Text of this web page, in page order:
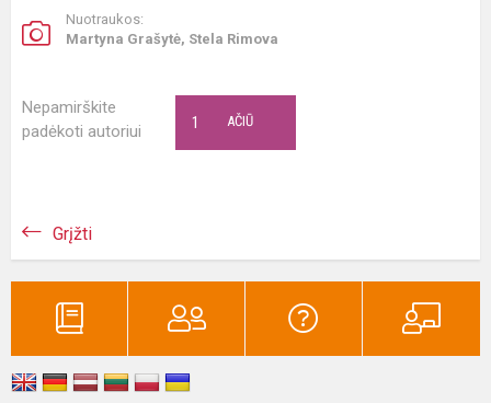
Nuotraukos:
Martyna Grašytė, Stela Rimova
Nepamirškite
padėkoti autoriui
AČIŪ
1
Grįžti